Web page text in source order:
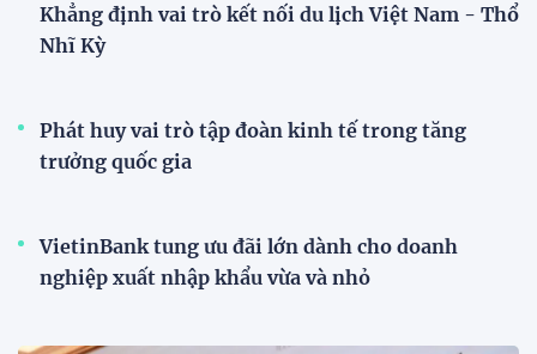
Khẳng định vai trò kết nối du lịch Việt Nam - Thổ
Nhĩ Kỳ
Phát huy vai trò tập đoàn kinh tế trong tăng
trưởng quốc gia
VietinBank tung ưu đãi lớn dành cho doanh
nghiệp xuất nhập khẩu vừa và nhỏ